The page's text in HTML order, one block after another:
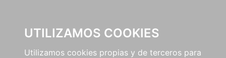
UTILIZAMOS COOKIES
Utilizamos cookies propias y de terceros para